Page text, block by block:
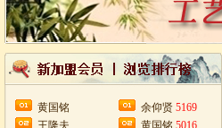
黄国铭
王隆夫
余仰贤 5169
黄国铭 5016